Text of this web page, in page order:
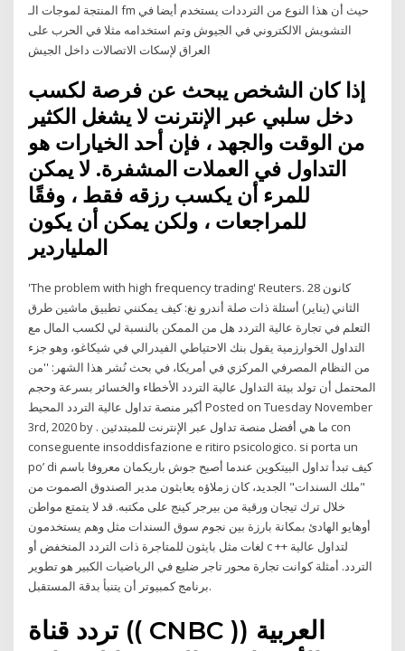
المنتجة لموجات الـ fm حيث أن هذا النوع من الترددات يستخدم أيضا في
التشويش الالكتروني في الجيوش وتم استخدامه مثلا في الحرب على
العراق لإسكات الاتصالات داخل الجيش
إذا كان الشخص يبحث عن فرصة لكسب
دخل سلبي عبر الإنترنت لا يشغل الكثير
من الوقت والجهد ، فإن أحد الخيارات هو
التداول في العملات المشفرة. لا يمكن
للمرء أن يكسب رزقه فقط ، وفقًا
للمراجعات ، ولكن يمكن أن يكون
الملياردير
'The problem with high frequency trading' Reuters. 28 كانون
الثاني (يناير) أسئلة ذات صلة أندرو نغ: كيف يمكنني تطبيق ماشين طرق
التعلم في تجارة عالية التردد هل من الممكن بالنسبة لي لكسب المال مع
التداول الخوارزمية يقول بنك الاحتياطي الفيدرالي في شيكاغو، وهو جزء
من النظام المصرفي المركزي في أمريكا، في بحث نُشر هذا الشهر: ''من
المحتمل أن تولد بيئة التداول عالية التردد الأخطاء والخسائر بسرعة وحجم
أكبر منصة تداول عالية التردد المحيط Posted on Tuesday November
3rd, 2020 by . ما هي أفضل منصة تداول عبر الإنترنت للمبتدئين con
conseguente insoddisfazione e ritiro psicologico. si porta un
po’ di كيف تبدأ تداول البيتكوين عندما أصبح جوش باريكمان معروفا باسم
"ملك السندات" الجديد، كان زملاؤه يعابثون مدير الصندوق الصموت من
خلال ترك تيجان ورقية من بيرجر كينج على مكتبه. قد لا يتمتع مواطن
أوهايو الهادئ بمكانة بارزة بين نجوم سوق السندات مثل وهم يستخدمون
لغات مثل بايثون للمتاجرة ذات التردد المنخفض أو c ++ لتداول عالية
التردد. أمثلة كوانت تجارة محور تاجر ضليع في الرياضيات الكبير هو تطوير
برنامج كمبيوتر أن يتنبأ بدقة المستقبل.
تردد قناة (( CNBC )) العربية